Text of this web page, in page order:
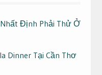
Định Phải Thử Ở
Dinner Tại Cần Thơ